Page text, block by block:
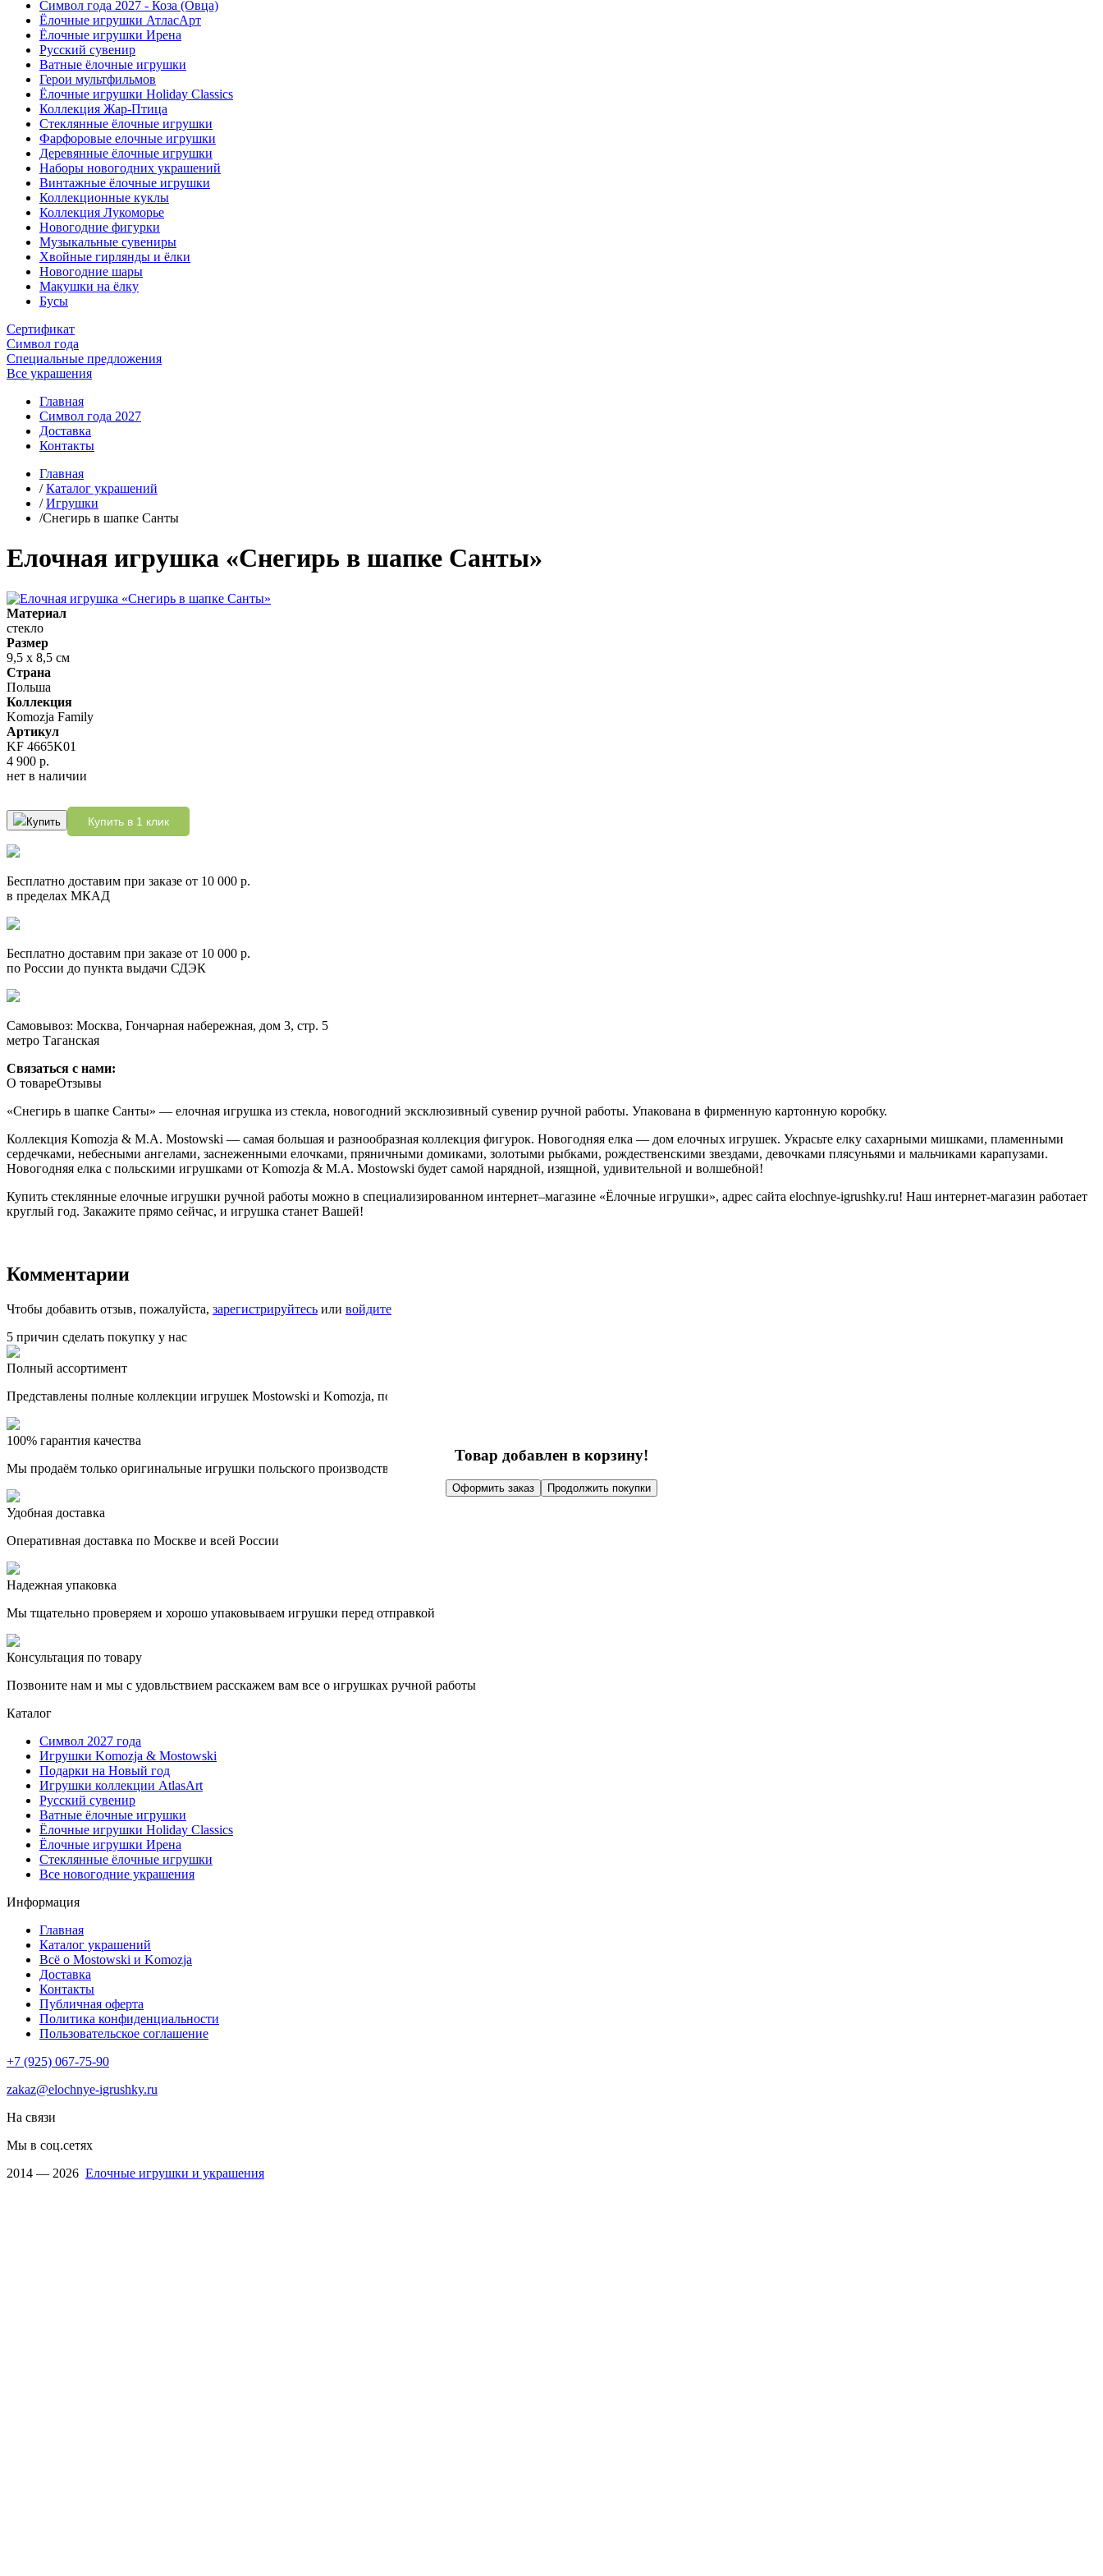
Символ года 2027 - Коза (Овца)
Ёлочные игрушки АтласАрт
Ёлочные игрушки Ирена
Русский сувенир
Ватные ёлочные игрушки
Герои мультфильмов
Ёлочные игрушки Holiday Classics
Коллекция Жар-Птица
Стеклянные ёлочные игрушки
Фарфоровые елочные игрушки
Деревянные ёлочные игрушки
Наборы новогодних украшений
Винтажные ёлочные игрушки
Коллекционные куклы
Коллекция Лукоморье
Новогодние фигурки
Музыкальные сувениры
Хвойные гирлянды и ёлки
Новогодние шары
Макушки на ёлку
Бусы
Сертификат
Символ года
Специальные предложения
Все украшения
Главная
Символ года 2027
Доставка
Контакты
Главная
/Каталог украшений
/Игрушки
/Снегирь в шапке Санты
Елочная игрушка «Снегирь в шапке Санты»
Материал
стекло
Размер
9,5 х 8,5 см
Страна
Польша
Коллекция
Komozja Family
Артикул
KF 4665K01
4 900 р.
нет в наличии
Купить Купить в 1 клик
Бесплатно доставим при заказе от 10 000 р.
в пределах МКАД
Бесплатно доставим при заказе от 10 000 р.
по России до пункта выдачи СДЭК
Самовывоз: Москва, Гончарная набережная, дом 3, стр. 5
метро Таганская
Связаться с нами:
О товареОтзывы
«Снегирь в шапке Санты» — елочная игрушка из стекла, новогодний эксклюзивный сувенир ручной работы. Упакована в фирменную картонную коробку.
Коллекция Komozja & M.A. Mostowski — самая большая и разнообразная коллекция фигурок. Новогодняя елка — дом елочных игрушек. Украсьте елку сахарными мишками, пламенными
сердечками, небесными ангелами, заснеженными елочками, пряничными домиками, золотыми рыбками, рождественскими звездами, девочками плясуньями и мальчиками карапузами.
Новогодняя елка с польскими игрушками от Komozja & M.A. Mostowski будет самой нарядной, изящной, удивительной и волшебной!
Купить стеклянные елочные игрушки ручной работы можно в специализированном интернет–магазине «Ёлочные игрушки», адрес сайта elochnye-igrushky.ru! Наш интернет-магазин работает
круглый год. Закажите прямо сейчас, и игрушка станет Вашей!
Комментарии
Чтобы добавить отзыв, пожалуйста, зарегистрируйтесь или войдите
5 причин сделать покупку у нас
Полный ассортимент
Представлены полные коллекции игрушек Mostowski и Komozja, поставляемые на российский рынок
100% гарантия качества
Мы продаём только оригинальные игрушки польского производства
Удобная доставка
Оперативная доставка по Москве и всей России
Надежная упаковка
Мы тщательно проверяем и хорошо упаковываем игрушки перед отправкой
Консультация по товару
Позвоните нам и мы с удовльствием расскажем вам все о игрушках ручной работы
Каталог
Символ 2027 года
Игрушки Komozja & Mostowski
Подарки на Новый год
Игрушки коллекции AtlasArt
Русский сувенир
Ватные ёлочные игрушки
Ёлочные игрушки Holiday Classics
Ëлочные игрушки Ирена
Стеклянные ёлочные игрушки
Все новогодние украшения
Информация
Главная
Каталог украшений
Всё о Mostowski и Komozja
Доставка
Контакты
Публичная оферта
Политика конфиденциальности
Пользовательское соглашение
+7 (925) 067-75-90
zakaz@elochnye-igrushky.ru
На связи
Мы в соц.сетях
2014 — 2026 Елочные игрушки и украшения
Товар добавлен в корзину!
Оформить заказ Продолжить покупки